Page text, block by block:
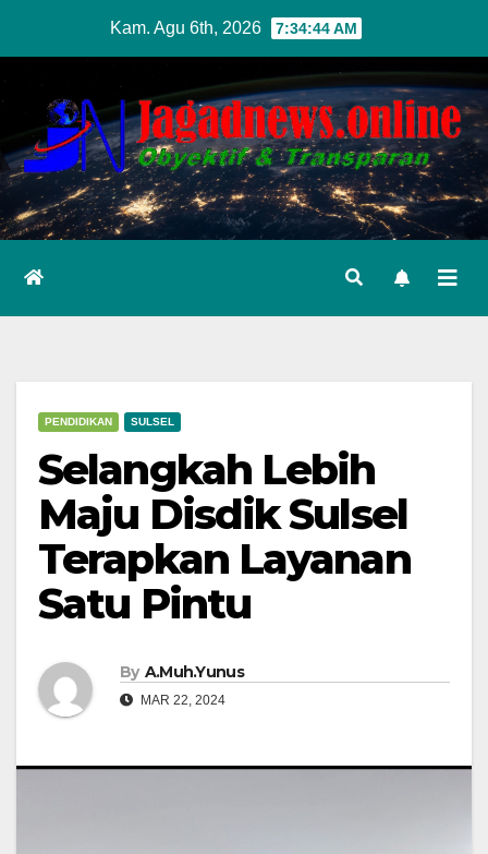
content
Kam. Agu 6th, 2026 7:34:46 AM
PENDIDIKAN SULSEL
Selangkah Lebih
Maju Disdik Sulsel
Terapkan Layanan
Satu Pintu
By A.Muh.Yunus
MAR 22, 2024